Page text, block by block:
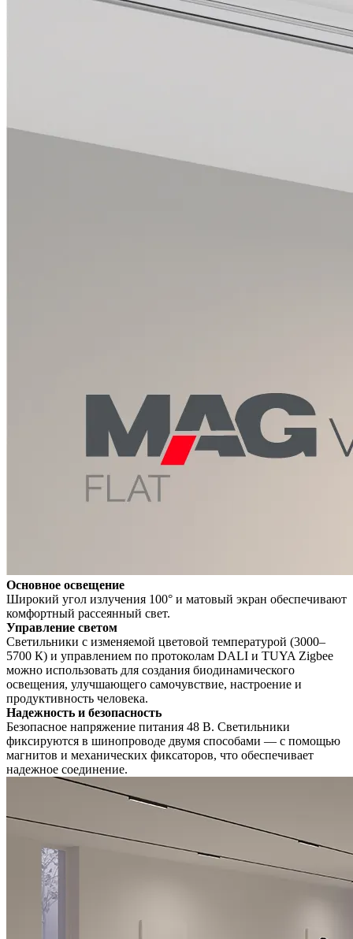
Основное освещение
Широкий угол излучения 100° и матовый экран обеспечивают
комфортный рассеянный свет.
Управление светом
Светильники с изменяемой цветовой температурой (3000–
5700 К) и управлением по протоколам DALI и TUYA Zigbee
можно использовать для создания биодинамического
освещения, улучшающего самочувствие, настроение и
продуктивность человека.
Надежность и безопасность
Безопасное напряжение питания 48 В. Светильники
фиксируются в шинопроводе двумя способами — с помощью
магнитов и механических фиксаторов, что обеспечивает
надежное соединение.